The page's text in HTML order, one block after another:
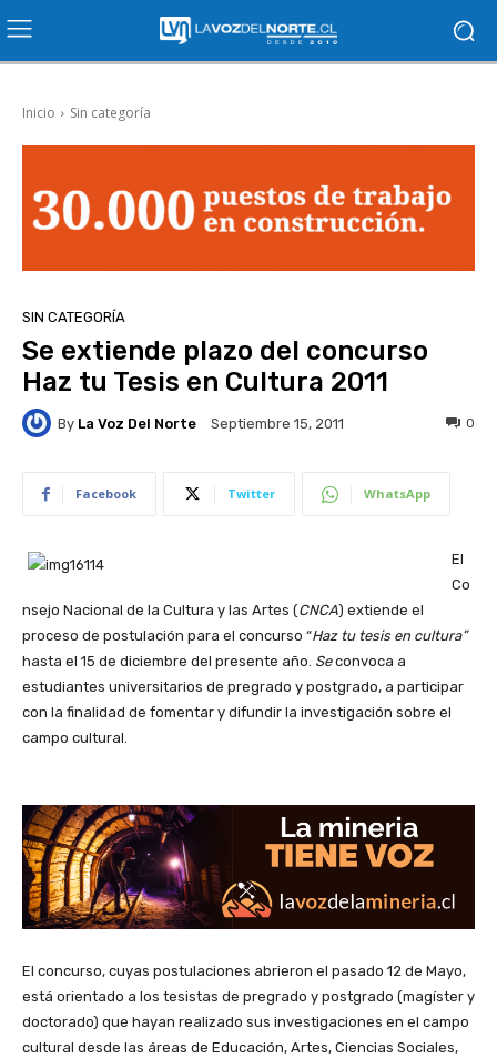
Inicio Sin categoría
SIN CATEGORÍA
Se extiende plazo del concurso
Haz tu Tesis en Cultura 2011
By La Voz Del Norte Septiembre 15, 2011 0
Facebook Twitter WhatsApp
El
Co
nsejo Nacional de la Cultura y las Artes (CNCA) extiende el
proceso de postulación para el concurso “Haz tu tesis en cultura”
hasta el 15 de diciembre del presente año. Seconvoca a
estudiantes universitarios de pregrado y postgrado, a participar
con la finalidad de fomentar y difundir la investigación sobre el
campo cultural.
El concurso, cuyas postulaciones abrieron el pasado 12 de Mayo,
está orientado a los tesistas de pregrado y postgrado (magíster y
doctorado) que hayan realizado sus investigaciones en el campo
cultural desde las áreas de Educación, Artes, Ciencias Sociales,